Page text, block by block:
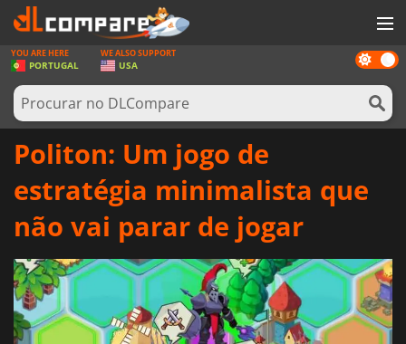
JOGOS
GAME CARDS
SOFTWARE
ENTRAR OU REGISTAR
Dark
mode
YOU ARE HERE
PORTUGAL
WE ALSO SUPPORT
USA
Politon: Um jogo de
estratégia minimalista que
não vai parar de jogar